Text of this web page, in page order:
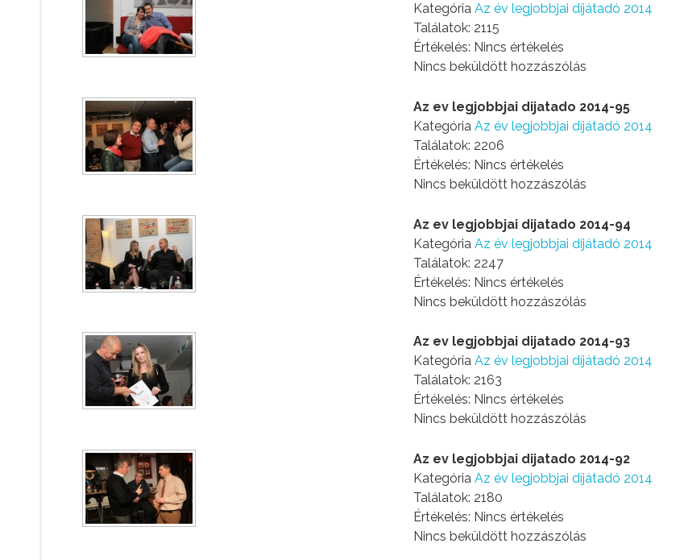
KategóriaAz év legjobbjai díjátadó 2014
Találatok: 2115
Értékelés: Nincs értékelés
Nincs beküldött hozzászólás
Az ev legjobbjai dijatado 2014-95
KategóriaAz év legjobbjai díjátadó 2014
Találatok: 2206
Értékelés: Nincs értékelés
Nincs beküldött hozzászólás
Az ev legjobbjai dijatado 2014-94
KategóriaAz év legjobbjai díjátadó 2014
Találatok: 2247
Értékelés: Nincs értékelés
Nincs beküldött hozzászólás
Az ev legjobbjai dijatado 2014-93
KategóriaAz év legjobbjai díjátadó 2014
Találatok: 2163
Értékelés: Nincs értékelés
Nincs beküldött hozzászólás
Az ev legjobbjai dijatado 2014-92
KategóriaAz év legjobbjai díjátadó 2014
Találatok: 2180
Értékelés: Nincs értékelés
Nincs beküldött hozzászólás